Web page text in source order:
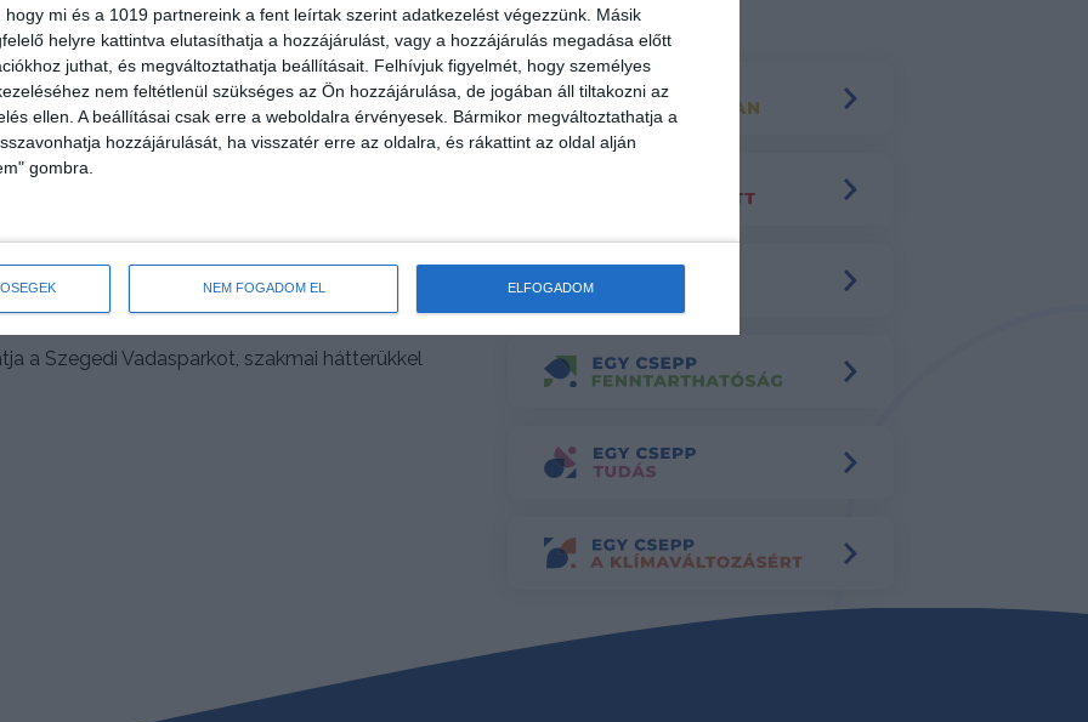
hogy mi és a 1019 partnereink a fent leírtak szerint adatkezelést végezzünk. Másik
helyre kattintva elutasíthatja a hozzájárulást, vagy a hozzájárulás megadása előtt
juthat, és megváltoztathatja beállításait. Felhívjuk figyelmét, hogy személyes
nem feltétlenül szükséges az Ön hozzájárulása, de jogában áll tiltakozni az
ellen. A beállításai csak erre a weboldalra érvényesek. Bármikor megváltoztathatja a
hozzájárulását, ha visszatér erre az oldalra, és rákattint az oldal alján
gombra.
NEM FOGADOM EL ELFOGADOM
kapcsolatos szemléletformálás
és tudatos vízhasználat a klíma védelem
projekt keretében 2 ivókutat telepített a Szegedi
a fókamedence közelébe.
a Vadasparkba látogatók.
a vízszolgáltatást csak úgy szabad végeznie,
Így a környezetvédelem –
fontos szerepet tölt be a Társaság életében.
is a környezettudatosságra, a természet
és óvására hívja fel a figyelmet.
a Szegedi Vadasparkot, szakmai hátterükkel
EGY CSEPP